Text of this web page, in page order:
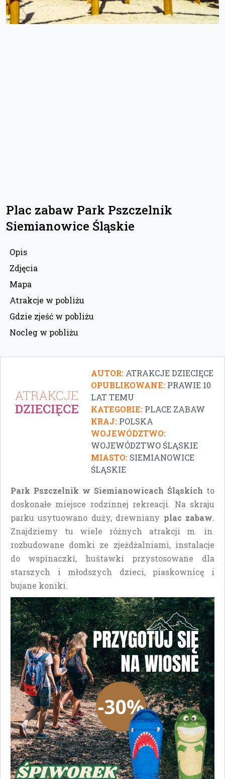
Plac zabaw Park Pszczelnik
Siemianowice Śląskie
Opis
Zdjęcia
Mapa
Atrakcje w pobliżu
Gdzie zjeść w pobliżu
Nocleg w pobliżu
AUTOR: ATRAKCJE DZIECIĘCE
OPUBLIKOWANE: PRAWIE 10
LAT TEMU
KATEGORIE: PLACE ZABAW
KRAJ: POLSKA
WOJEWÓDZTWO:
WOJEWÓDZTWO ŚLĄSKIE
MIASTO: SIEMIANOWICE
ŚLĄSKIE
Park Pszczelnik w Siemianowicach Śląskich to
doskonałe miejsce rodzinnej rekreacji. Na skraju
parku usytuowano duży, drewniany plac zabaw.
Znajdziemy tu wiele różnych atrakcji m. in.
rozbudowane domki ze zjeżdżalniami, instalacje
do wspinaczki, huśtawki przystosowane dla
starszych i młodszych dzieci, piaskownicę i
bujane koniki.